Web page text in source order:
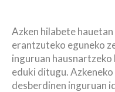
Azken hilabete
erantzuteko eguneko
inguruan
eduki ditugu.
desberdinen inguruan